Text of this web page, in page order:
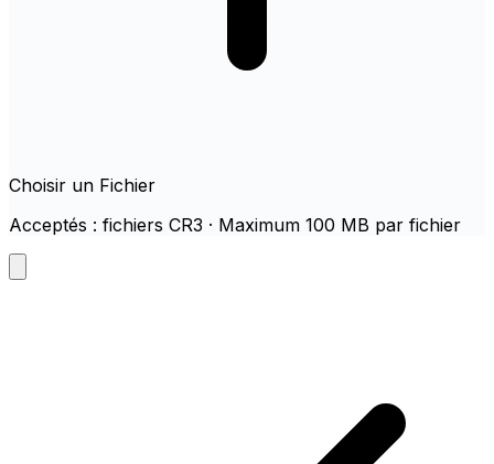
Choisir un Fichier
Acceptés : fichiers CR3 · Maximum 100 MB par fichier